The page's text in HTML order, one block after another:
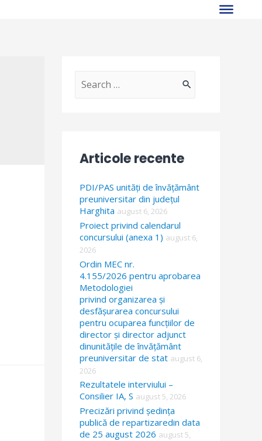
S
c
f
o
r
:
Articole recente
PDI/PAS unități de învățământ
preuniversitar din județul
Harghita august 6, 2026
Proiect privind calendarul
concursului (anexa 1) august 6,
2026
Ordin MEC nr.
4.155/2026 pentru aprobarea
Metodologiei
privind organizarea și
desfășurarea concursului
pentru ocuparea funcțiilor de
director și director adjunct
dinunitățile de învățământ
preuniversitar de stat august 6,
2026
Rezultatele interviului –
Consilier IA, S august 5, 2026
Precizări privind ședința
publică de repartizaredin data
de 25 august 2026 august 5,